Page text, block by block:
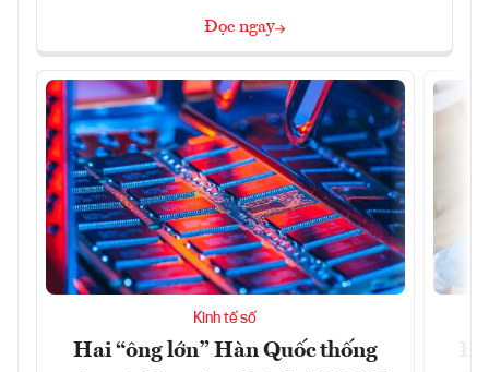
Đọc ngay
Kinh tế số
Hai “ông lớn” Hàn Quốc thống